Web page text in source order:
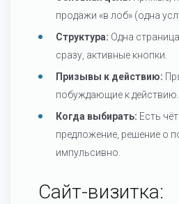
продажи «в лоб» (одна
Структура: Одна
сразу, активные кнопки.
Призывы к действию:
побуждающие к действию.
Когда выбирать: Есть
предложение, решение о
импульсивно.
Сайт-визитка: